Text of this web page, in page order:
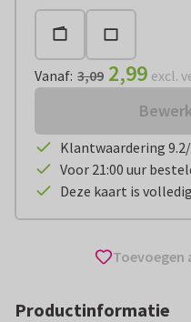
Vanaf: 3,09 2,99 excl.
Klantwaardering
Voor 21:00 uur
Deze kaart is
Toevoegen
Productinformatie